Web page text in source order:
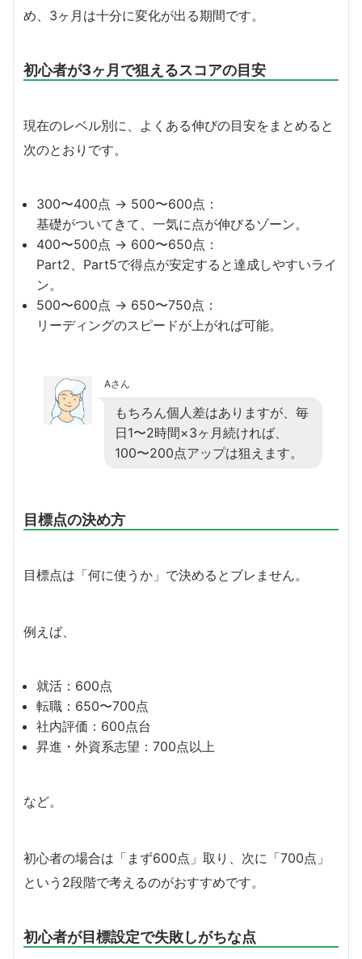
め、3ヶ月は十分に変化が出る期間です。
初心者が3ヶ月で狙えるスコアの目安
現在のレベル別に、よくある伸びの目安をまとめると
次のとおりです。
300〜400点 → 500〜600点：
基礎がついてきて、一気に点が伸びるゾーン。
400〜500点 → 600〜650点：
Part2、Part5で得点が安定すると達成しやすいライ
ン。
500〜600点 → 650〜750点：
リーディングのスピードが上がれば可能。
Aさん
もちろん個人差はありますが、毎
日1〜2時間×3ヶ月続ければ、
100〜200点アップは狙えます。
目標点の決め方
目標点は「何に使うか」で決めるとブレません。
例えば、
就活：600点
転職：650〜700点
社内評価：600点台
昇進・外資系志望：700点以上
など。
初心者の場合は「まず600点」取り、次に「700点」
という2段階で考えるのがおすすめです。
初心者が目標設定で失敗しがちな点